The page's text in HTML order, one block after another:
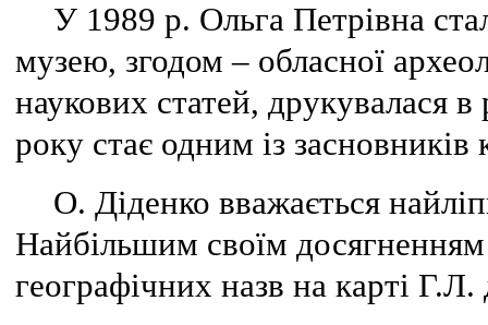
У 1989 р. Ольга Петрівна
музею, згодом – обласної
наукових статей, друкувалася
року стає одним із
О. Діденко вважається
Найбільшим своїм
географічних назв на карті